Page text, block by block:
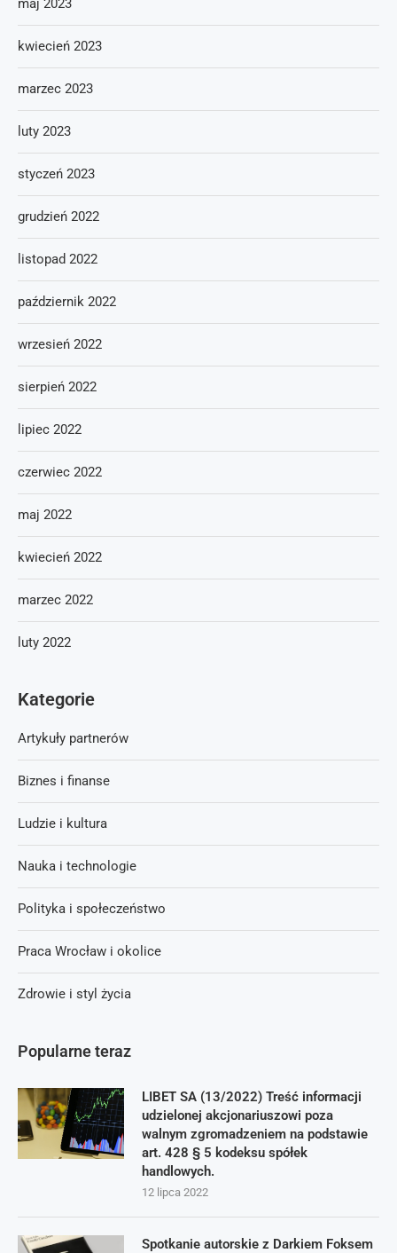
Popularne teraz
LIBET SA (13/2022) Treść informacji
udzielonej akcjonariuszowi poza
walnym zgromadzeniem na podstawie
art. 428 § 5 kodeksu spółek
handlowych.
12 lipca 2022
Spotkanie autorskie z Darkiem Foksem
maj 2023
kwiecień 2023
marzec 2023
luty 2023
styczeń 2023
grudzień 2022
listopad 2022
październik 2022
wrzesień 2022
sierpień 2022
lipiec 2022
czerwiec 2022
maj 2022
kwiecień 2022
marzec 2022
luty 2022
Kategorie
Artykuły partnerów
Biznes i finanse
Ludzie i kultura
Nauka i technologie
Polityka i społeczeństwo
Praca Wrocław i okolice
Zdrowie i styl życia